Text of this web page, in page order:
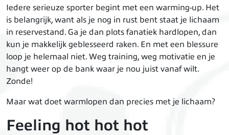
Iedere serieuze sporter begint met een warming-up. Het
is belangrijk, want als je nog in rust bent staat je lichaam
in reservestand. Ga je dan plots fanatiek hardlopen, dan
kun je makkelijk geblesseerd raken. En met een blessure
loop je helemaal niet. Weg training, weg motivatie en je
hangt weer op de bank waar je nou juist vanaf wilt.
Zonde!
Maar wat doet warmlopen dan precies met je lichaam?
Feeling hot hot hot